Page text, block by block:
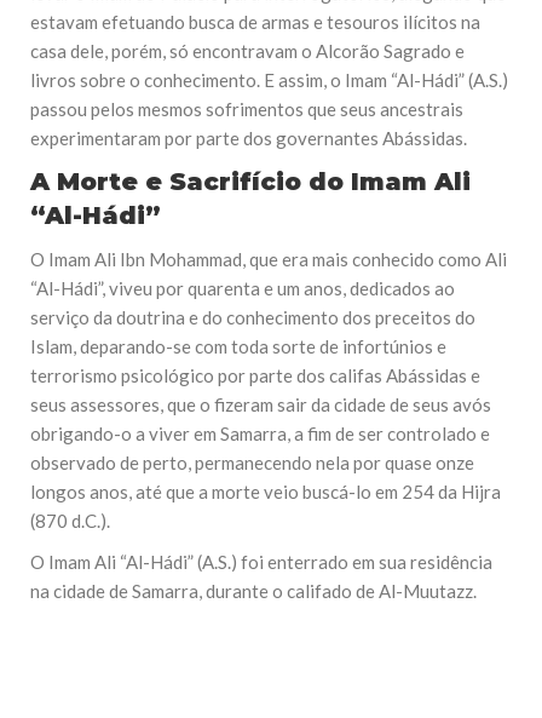
estavam efetuando busca de armas e tesouros ilícitos na
casa dele, porém, só encontravam o Alcorão Sagrado e
livros sobre o conhecimento. E assim, o Imam “Al-Hádi” (A.S.)
passou pelos mesmos sofrimentos que seus ancestrais
experimentaram por parte dos governantes Abássidas.
A Morte e Sacrifício do Imam Ali
“Al-Hádi”
O Imam Ali Ibn Mohammad, que era mais conhecido como Ali
“Al-Hádi”, viveu por quarenta e um anos, dedicados ao
serviço da doutrina e do conhecimento dos preceitos do
Islam, deparando-se com toda sorte de infortúnios e
terrorismo psicológico por parte dos califas Abássidas e
seus assessores, que o fizeram sair da cidade de seus avós
obrigando-o a viver em Samarra, a fim de ser controlado e
observado de perto, permanecendo nela por quase onze
longos anos, até que a morte veio buscá-lo em 254 da Hijra
(870 d.C.).
O Imam Ali “Al-Hádi” (A.S.) foi enterrado em sua residência
na cidade de Samarra, durante o califado de Al-Muutazz.